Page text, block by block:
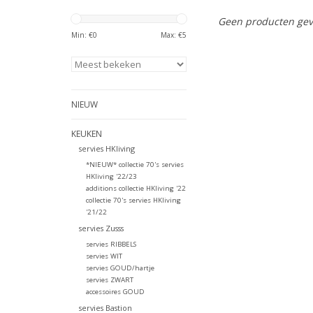
Min: €0 Max: €5
NIEUW
KEUKEN
servies HKliving
*NIEUW* collectie 70's servies
HKliving '22/23
additions collectie HKliving '22
collectie 70's servies HKliving
'21/22
servies Zusss
servies RIBBELS
servies WIT
servies GOUD/hartje
servies ZWART
accessoires GOUD
servies Bastion
Geen producten